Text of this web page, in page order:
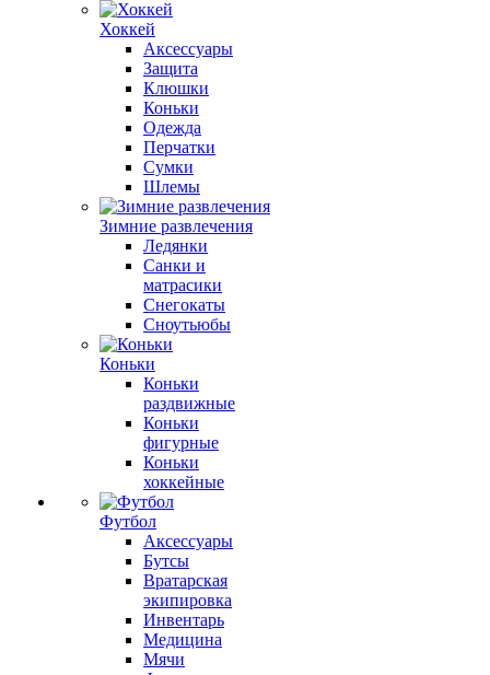
Хоккей
Аксессуары
Защита
Клюшки
Коньки
Одежда
Перчатки
Сумки
Шлемы
Зимние развлечения
Ледянки
Санки и
матрасики
Снегокаты
Сноутьюбы
Коньки
Коньки
раздвижные
Коньки
фигурные
Коньки
хоккейные
Футбол
Аксессуары
Бутсы
Вратарская
экипировка
Инвентарь
Медицина
Мячи